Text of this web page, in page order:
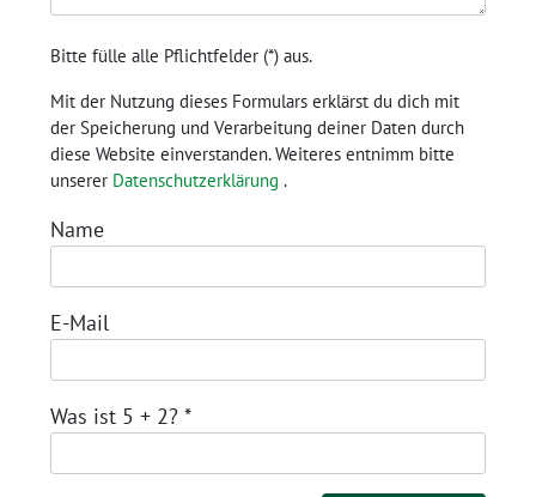
Bitte fülle alle Pflichtfelder (*) aus.
Mit der Nutzung dieses Formulars erklärst du dich mit
der Speicherung und Verarbeitung deiner Daten durch
diese Website einverstanden. Weiteres entnimm bitte
unserer Datenschutzerklärung .
Name
E-Mail
Was ist 5 + 2? *